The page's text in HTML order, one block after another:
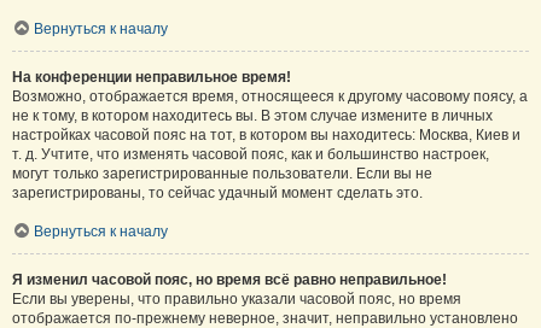
Вернуться к началу
На конференции неправильное время!
Возможно, отображается время, относящееся к другому часовому поясу, а
не к тому, в котором находитесь вы. В этом случае измените в личных
настройках часовой пояс на тот, в котором вы находитесь: Москва, Киев и
т. д. Учтите, что изменять часовой пояс, как и большинство настроек,
могут только зарегистрированные пользователи. Если вы не
зарегистрированы, то сейчас удачный момент сделать это.
Вернуться к началу
Я изменил часовой пояс, но время всё равно неправильное!
Если вы уверены, что правильно указали часовой пояс, но время
отображается по-прежнему неверное, значит, неправильно установлено